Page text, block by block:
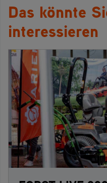
Das könnte
interessieren